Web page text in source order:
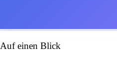
Auf einen Blick